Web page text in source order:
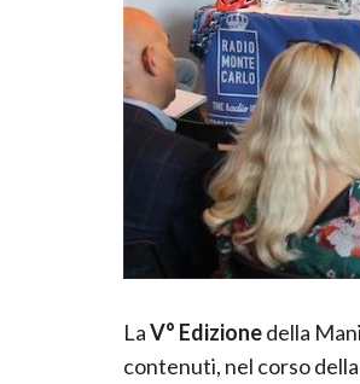
LaV° Edizionedella
contenuti, nel corso